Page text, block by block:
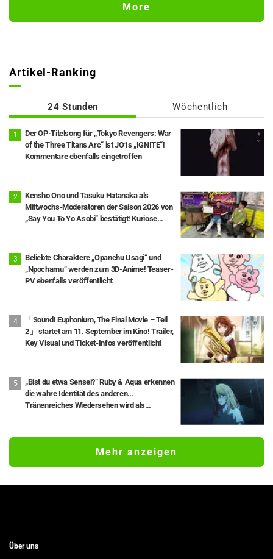
More
Artikel-Ranking
24 Stunden Wöchentlich
Der OP-Titelsong für „Tokyo Revengers: War
of the Three Titans Arc“ ist JO1s „IGNITE“!
Kommentare ebenfalls eingetroffen
Kensho Ono und Tasuku Hatanaka als
Mittwochs-Moderatoren der Saison 2026 von
„Say You To Yo Asobi“ bestätigt! Kuriose
Beliebte Charaktere „Opanchu Usagi“ und
„Npochamu“ werden zum 3D-Anime! Teaser-
PV ebenfalls veröffentlicht
「Sound! Euphonium, The Final Movie – Teil
2」 startet am 11. September im Kino! Trailer,
Key Visual und Ticket-Infos veröffentlicht
„Bist du etwa Sensei?“ Ruby & Aqua erkennen
die wahre Identität des anderen…
Tränenreiches Wiedersehen wird als
[Mein*Star]“ Episode 35
Mehr anzeigen
Über uns